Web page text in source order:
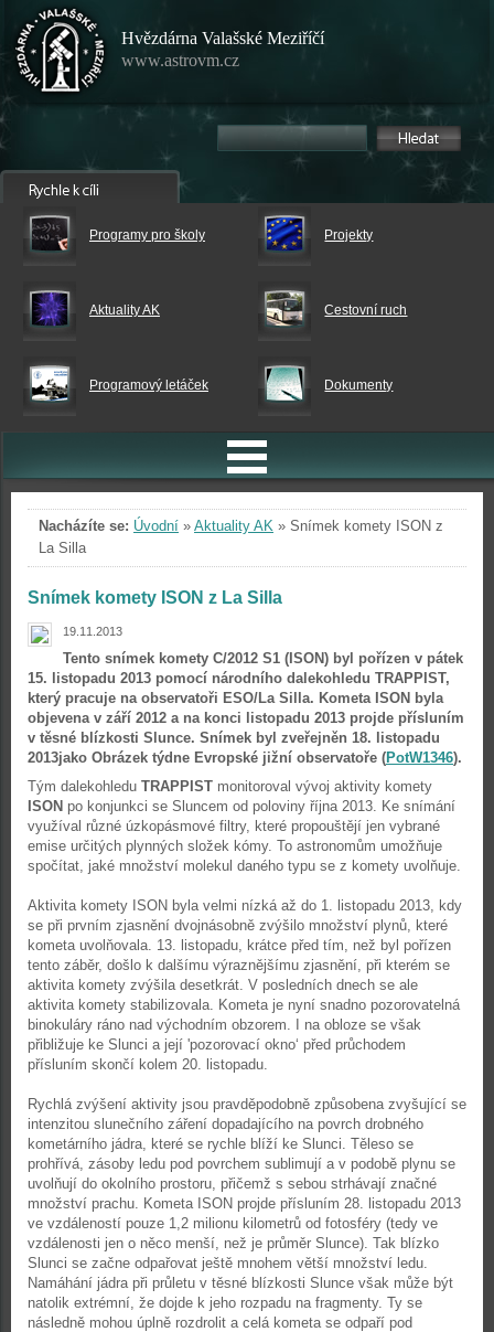
Hvězdárna Valašské Meziříčí
www.astrovm.cz
Programy pro školy Projekty
Aktuality AK Cestovní ruch
Programový letáček Dokumenty
Nacházíte se: Úvodní » Aktuality AK » Snímek komety ISON z
La Silla
Snímek komety ISON z La Silla
19.11.2013
Tento snímek komety C/2012 S1 (ISON) byl pořízen v pátek
15. listopadu 2013 pomocí národního dalekohledu TRAPPIST,
který pracuje na observatoři ESO/La Silla. Kometa ISON byla
objevena v září 2012 a na konci listopadu 2013 projde přísluním
v těsné blízkosti Slunce. Snímek byl zveřejněn 18. listopadu
2013jako Obrázek týdne Evropské jižní observatoře (PotW1346).
Tým dalekohledu TRAPPIST monitoroval vývoj aktivity komety
ISON po konjunkci se Sluncem od poloviny října 2013. Ke snímání
využíval různé úzkopásmové filtry, které propouštějí jen vybrané
emise určitých plynných složek kómy. To astronomům umožňuje
spočítat, jaké množství molekul daného typu se z komety uvolňuje.
Aktivita komety ISON byla velmi nízká až do 1. listopadu 2013, kdy
se při prvním zjasnění dvojnásobně zvýšilo množství plynů, které
kometa uvolňovala. 13. listopadu, krátce před tím, než byl pořízen
tento záběr, došlo k dalšímu výraznějšímu zjasnění, při kterém se
aktivita komety zvýšila desetkrát. V posledních dnech se ale
aktivita komety stabilizovala. Kometa je nyní snadno pozorovatelná
binokuláry ráno nad východním obzorem. I na obloze se však
přibližuje ke Slunci a její 'pozorovací okno‘ před průchodem
přísluním skončí kolem 20. listopadu.
Rychlá zvýšení aktivity jsou pravděpodobně způsobena zvyšující se
intenzitou slunečního záření dopadajícího na povrch drobného
kometárního jádra, které se rychle blíží ke Slunci. Těleso se
prohřívá, zásoby ledu pod povrchem sublimují a v podobě plynu se
uvolňují do okolního prostoru, přičemž s sebou strhávají značné
množství prachu. Kometa ISON projde přísluním 28. listopadu 2013
ve vzdáleností pouze 1,2 milionu kilometrů od fotosféry (tedy ve
vzdálenosti jen o něco menší, než je průměr Slunce). Tak blízko
Slunci se začne odpařovat ještě mnohem větší množství ledu.
Namáhání jádra při průletu v těsné blízkosti Slunce však může být
natolik extrémní, že dojde k jeho rozpadu na fragmenty. Ty se
následně mohou úplně rozdrolit a celá kometa se odpaří pod